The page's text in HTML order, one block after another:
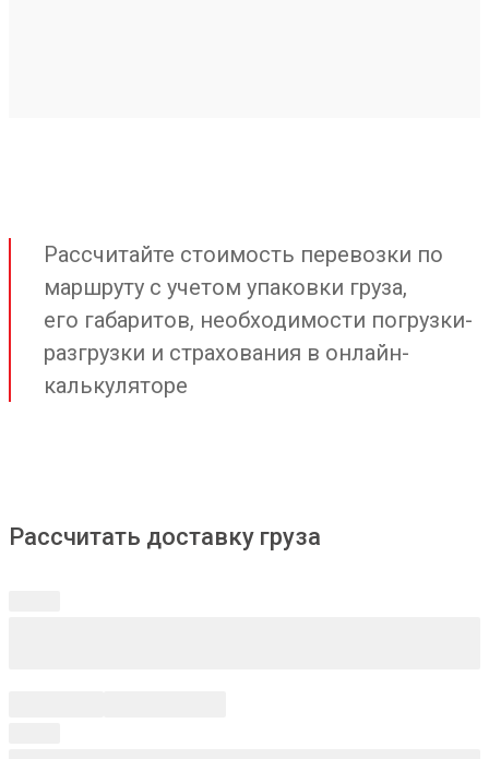
Рассчитайте стоимость перевозки по
маршруту с учетом упаковки груза,
его габаритов, необходимости погрузки-
разгрузки и страхования в онлайн-
калькуляторе
Рассчитать доставку груза